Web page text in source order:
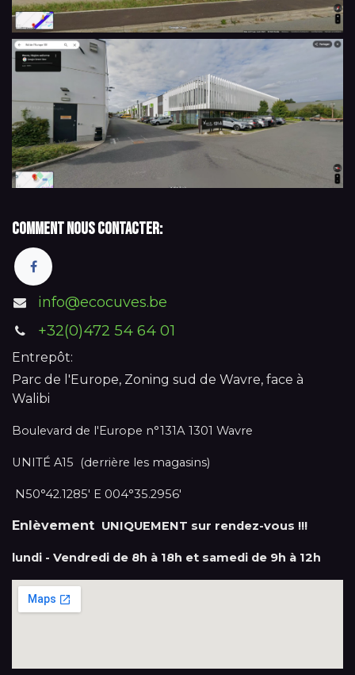
Comment nous contacter:
info@ecocuves.be
+32(0)472 54 64 01
Entrepôt:
Parc de l'Europe, Zoning sud de Wavre, face à
Walibi
Boulevard de l'Europe n°131A 1301 Wavre
UNITÉ A15 (derrière les magasins)
N50°42.1285' E 004°35.2956'
Enlèvement UNIQUEMENT sur rendez-vous !!!
lundi - Vendredi de 8h à 18h et samedi de 9h à 12h